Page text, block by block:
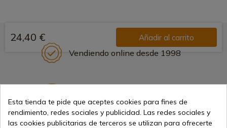
24,40 € Añadir al carrito
Vendiendo online desde 1998
Esta tienda te pide que aceptes cookies para fines de
rendimiento, redes sociales y publicidad. Las redes sociales y
las cookies publicitarias de terceros se utilizan para ofrecerte